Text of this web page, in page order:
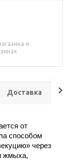
и
Доставка
от
способом
через
жмыха,